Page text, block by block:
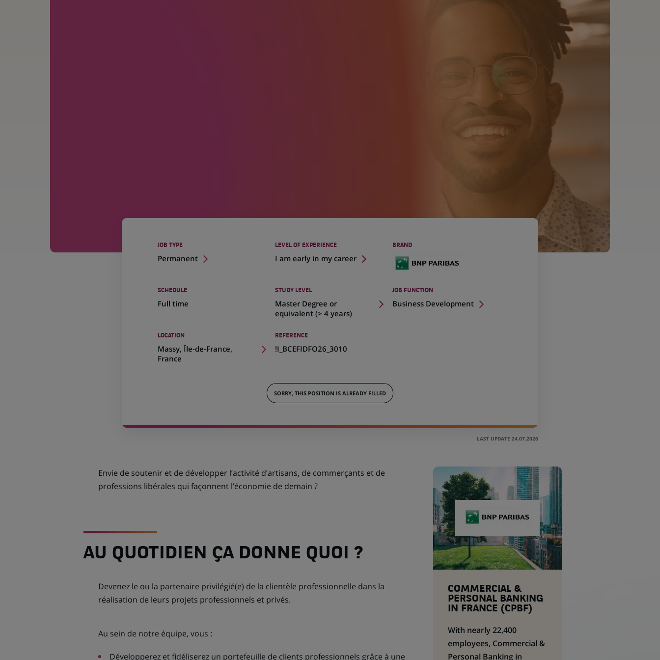
JOB TYPE
Permanent
LEVEL OF EXPERIENCE
I am early in my career
BRAND
SCHEDULE
Full time
STUDY LEVEL
Master Degree or
equivalent (> 4 years)
JOB FUNCTION
Business Development
LOCATION
Massy, Île-de-France,
France
(Opens
in
REFERENCE
!I_BCEFIDFO26_3010
SORRY, THIS POSITION IS ALREADY FILLED
LAST UPDATE 24.07.2026
Envie de soutenir et de développer l’activité d’artisans, de commerçants et de
professions libérales qui façonnent l’économie de demain ?
AU QUOTIDIEN ÇA DONNE QUOI ?
Devenez le ou la partenaire privilégié(e) de la clientèle professionnelle dans la
réalisation de leurs projets professionnels et privés.
Au sein de notre équipe, vous :
Développerez et fidéliserez un portefeuille de clients professionnels grâce à une
COMMERCIAL &
PERSONAL BANKING
IN FRANCE (CPBF)
With nearly 22,400
employees, Commercial &
Personal Banking in